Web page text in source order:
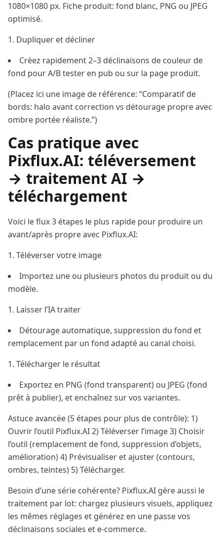
1080×1080 px. Fiche produit: fond blanc, PNG ou JPEG
optimisé.
Dupliquer et décliner
Créez rapidement 2–3 déclinaisons de couleur de
fond pour A/B tester en pub ou sur la page produit.
(Placez ici une image de référence: “Comparatif de
bords: halo avant correction vs détourage propre avec
ombre portée réaliste.”)
Cas pratique avec
Pixflux.AI: téléversement
→ traitement AI →
téléchargement
Voici le flux 3 étapes le plus rapide pour produire un
avant/après propre avec Pixflux.AI:
Téléverser votre image
Importez une ou plusieurs photos du produit ou du
modèle.
Laisser l’IA traiter
Détourage automatique, suppression du fond et
remplacement par un fond adapté au canal choisi.
Télécharger le résultat
Exportez en PNG (fond transparent) ou JPEG (fond
prêt à publier), et enchaînez sur vos variantes.
Astuce avancée (5 étapes pour plus de contrôle): 1)
Ouvrir l’outil Pixflux.AI 2) Téléverser l’image 3) Choisir
l’outil (remplacement de fond, suppression d’objets,
amélioration) 4) Prévisualiser et ajuster (contours,
ombres, teintes) 5) Télécharger.
Besoin d’une série cohérente? Pixflux.AI gère aussi le
traitement par lot: chargez plusieurs visuels, appliquez
les mêmes réglages et générez en une passe vos
déclinaisons sociales et e‑commerce.